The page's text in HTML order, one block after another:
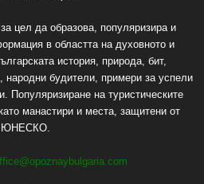
цел да образова, популяризира и
в областта на духовното и
история, природа, бит,
народни будители, примери за успели
Популяризиране на туристическите
манастири и места, защитени от
ЮНЕСКО.